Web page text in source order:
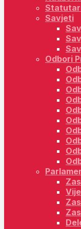
Savjeti
Odbori